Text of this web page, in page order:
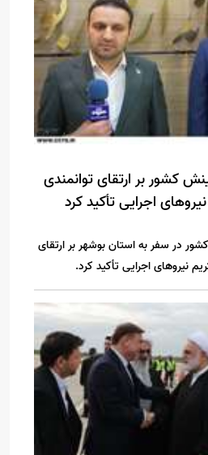
کشور بر ارتقای توانمندی
اجرایی تأکید کرد
در سفر به استان بوشهر بر ارتقای
نیروهای اجرایی تأکید کرد.